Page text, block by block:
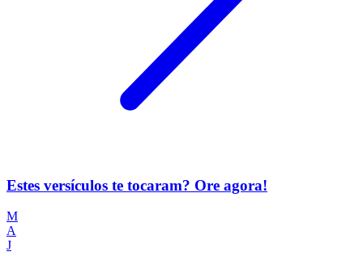
Estes versículos te tocaram? Ore agora!
M
A
J